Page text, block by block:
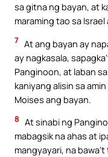
sa gitna ng bayan, at
maraming tao sa Israel
7 At ang bayan ay
ay nagkasala,
Panginoon, at laban
kaniyang alisin sa
Moises ang bayan.
8 At sinabi ng
mabagsik na ahas at
mangyayari, na